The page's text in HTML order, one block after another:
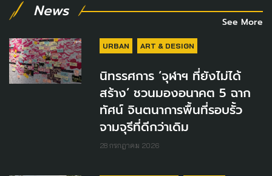
News
See More
URBAN ART & DESIGN
นิทรรศการ ‘จุฬาฯ ที่ยังไม่ได้
สร้าง’ ชวนมองอนาคต 5 ฉาก
ทัศน์ จินตนาการพื้นที่รอบรั้ว
จามจุรีที่ดีกว่าเดิม
28 กรกฎาคม 2026